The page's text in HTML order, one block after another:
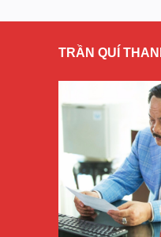
TRẦN QUÍ